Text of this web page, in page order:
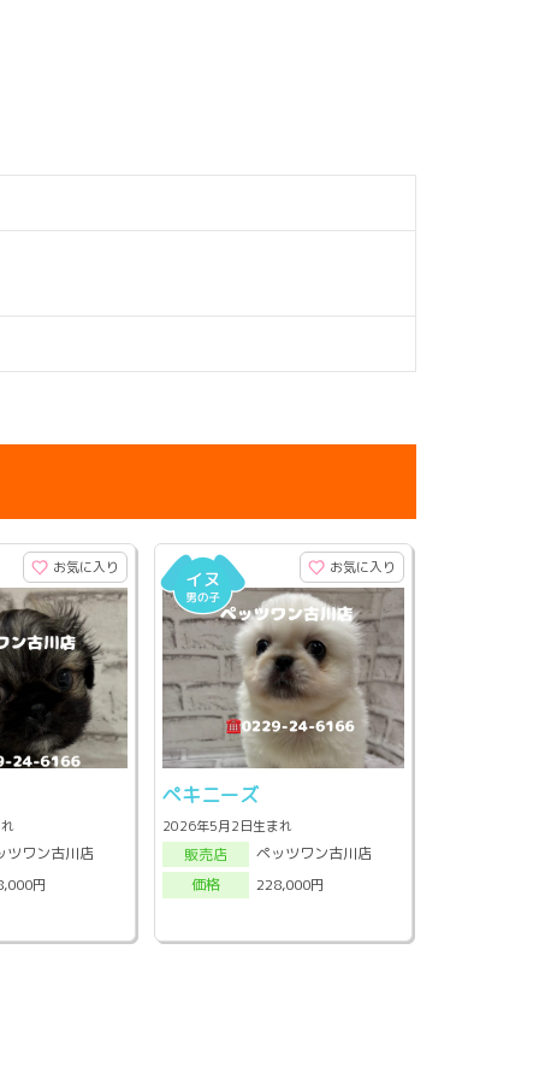
お気に入り
ツワン古川店
円
お気に入り
ペキニーズ
2026年5月2日生まれ
販売店
ペッツワン古川店
価格
228,000円